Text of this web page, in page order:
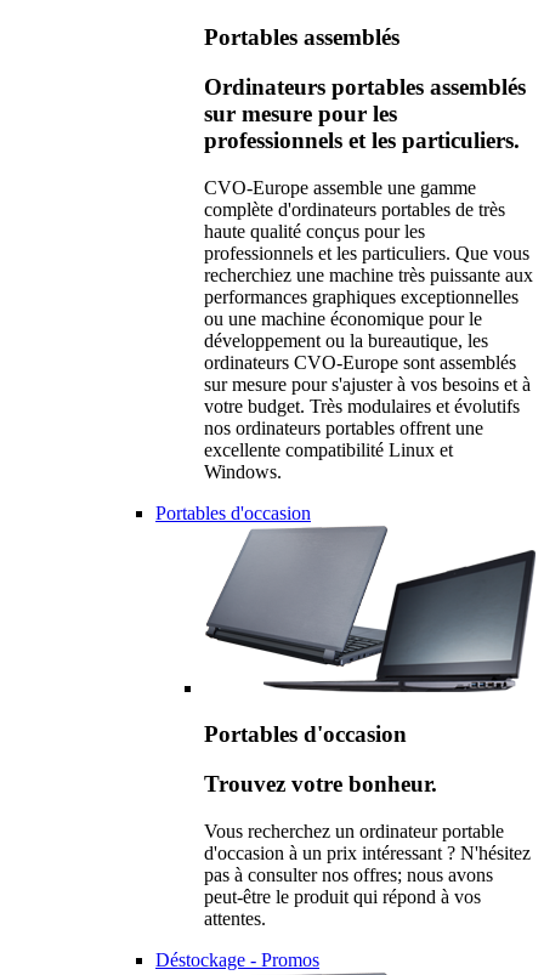
Portables assemblés
Ordinateurs portables assemblés
sur mesure pour les
professionnels et les particuliers.
CVO-Europe assemble une gamme
complète d'ordinateurs portables de très
haute qualité conçus pour les
professionnels et les particuliers. Que vous
recherchiez une machine très puissante aux
performances graphiques exceptionnelles
ou une machine économique pour le
développement ou la bureautique, les
ordinateurs CVO-Europe sont assemblés
sur mesure pour s'ajuster à vos besoins et à
votre budget. Très modulaires et évolutifs
nos ordinateurs portables offrent une
excellente compatibilité Linux et
Windows.
Portables d'occasion
Portables d'occasion
Trouvez votre bonheur.
Vous recherchez un ordinateur portable
d'occasion à un prix intéressant ? N'hésitez
pas à consulter nos offres; nous avons
peut-être le produit qui répond à vos
attentes.
Déstockage - Promos